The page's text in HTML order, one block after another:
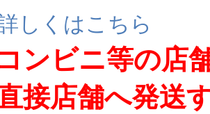
しくはこちら
ンビニ等の店
接店舗へ発送